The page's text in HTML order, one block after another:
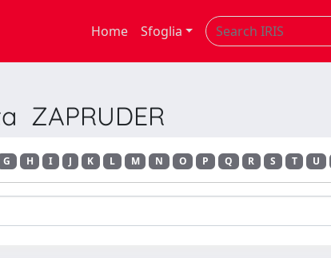
Home Sfoglia
ZAPRUDER
G H I J K L M N O P Q R S T U